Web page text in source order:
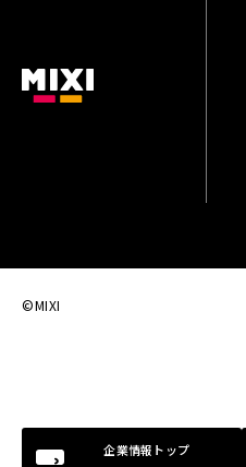
企業情報トップ
©MIXI